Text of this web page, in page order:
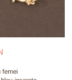
femei